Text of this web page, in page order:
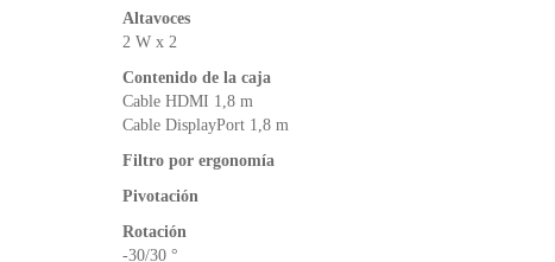
Altavoces
2 W x 2
Contenido de la caja
Cable HDMI 1,8 m
Cable DisplayPort 1,8 m
Filtro por ergonomía
Pivotación
Rotación
-30/30 °